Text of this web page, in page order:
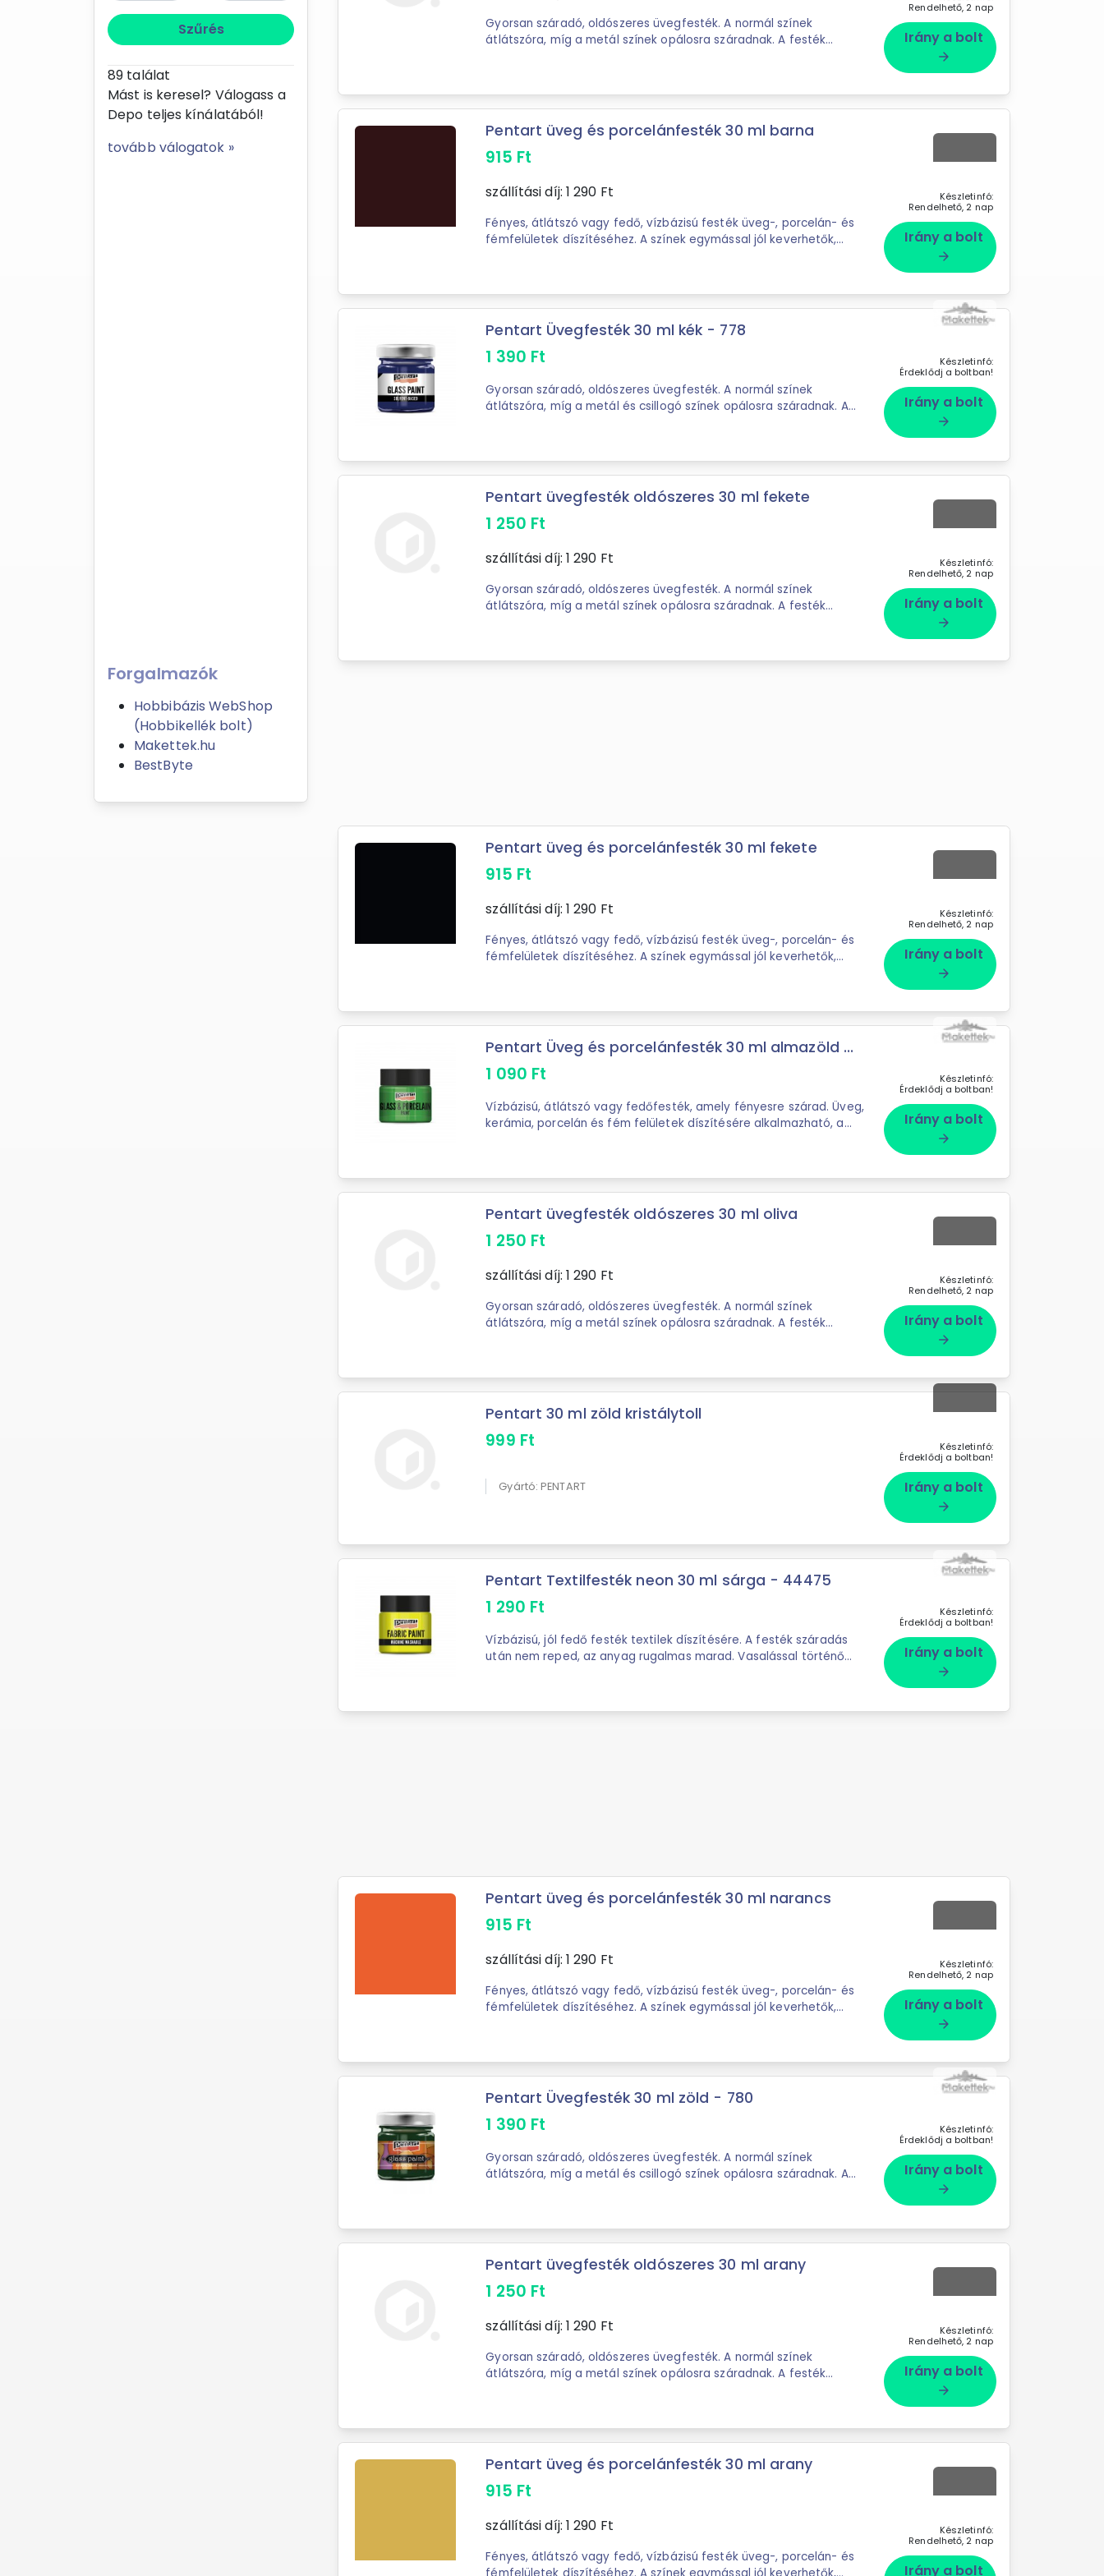
Szűrés
89 találat
Mást is keresel? Válogass a
Depo teljes kínálatából!
tovább válogatok »
Forgalmazók
Hobbibázis WebShop
(Hobbikellék bolt)
Makettek.hu
BestByte
Gyorsan száradó, oldószeres üvegfesték. A normál színek
átlátszóra, míg a metál színek opálosra száradnak. A festék
Rendelhető, 2 nap
Irány a bolt
arrow_forward
Pentart üveg és porcelánfesték 30 ml barna
915 Ft
szállítási díj: 1 290 Ft
Fényes, átlátszó vagy fedő, vízbázisú festék üveg-, porcelán- és
fémfelületek díszítéséhez. A színek egymással jól keverhetők,
Készletinfó:
Rendelhető, 2 nap
Irány a bolt
arrow_forward
Pentart Üvegfesték 30 ml kék - 778
1 390 Ft
Gyorsan száradó, oldószeres üvegfesték. A normál színek
átlátszóra, míg a metál és csillogó színek opálosra száradnak. A
Készletinfó:
Érdeklődj a boltban!
Irány a bolt
arrow_forward
Pentart üvegfesték oldószeres 30 ml fekete
1 250 Ft
szállítási díj: 1 290 Ft
Gyorsan száradó, oldószeres üvegfesték. A normál színek
átlátszóra, míg a metál színek opálosra száradnak. A festék
Készletinfó:
Rendelhető, 2 nap
Irány a bolt
arrow_forward
Pentart üveg és porcelánfesték 30 ml fekete
915 Ft
szállítási díj: 1 290 Ft
Fényes, átlátszó vagy fedő, vízbázisú festék üveg-, porcelán- és
fémfelületek díszítéséhez. A színek egymással jól keverhetők,
Készletinfó:
Rendelhető, 2 nap
Irány a bolt
arrow_forward
Pentart Üveg és porcelánfesték 30 ml almazöld ...
1 090 Ft
Vízbázisú, átlátszó vagy fedőfesték, amely fényesre szárad. Üveg,
kerámia, porcelán és fém felületek díszítésére alkalmazható, a
Készletinfó:
Érdeklődj a boltban!
Irány a bolt
arrow_forward
Pentart üvegfesték oldószeres 30 ml oliva
1 250 Ft
szállítási díj: 1 290 Ft
Gyorsan száradó, oldószeres üvegfesték. A normál színek
átlátszóra, míg a metál színek opálosra száradnak. A festék
Készletinfó:
Rendelhető, 2 nap
Irány a bolt
arrow_forward
Pentart 30 ml zöld kristálytoll
999 Ft
Gyártó: PENTART
Készletinfó:
Érdeklődj a boltban!
Irány a bolt
arrow_forward
Pentart Textilfesték neon 30 ml sárga - 44475
1 290 Ft
Vízbázisú, jól fedő festék textilek díszítésére. A festék száradás
után nem reped, az anyag rugalmas marad. Vasalással történő
Készletinfó:
Érdeklődj a boltban!
Irány a bolt
arrow_forward
Pentart üveg és porcelánfesték 30 ml narancs
915 Ft
szállítási díj: 1 290 Ft
Fényes, átlátszó vagy fedő, vízbázisú festék üveg-, porcelán- és
fémfelületek díszítéséhez. A színek egymással jól keverhetők,
Készletinfó:
Rendelhető, 2 nap
Irány a bolt
arrow_forward
Pentart Üvegfesték 30 ml zöld - 780
1 390 Ft
Gyorsan száradó, oldószeres üvegfesték. A normál színek
átlátszóra, míg a metál és csillogó színek opálosra száradnak. A
Készletinfó:
Érdeklődj a boltban!
Irány a bolt
arrow_forward
Pentart üvegfesték oldószeres 30 ml arany
1 250 Ft
szállítási díj: 1 290 Ft
Gyorsan száradó, oldószeres üvegfesték. A normál színek
átlátszóra, míg a metál színek opálosra száradnak. A festék
Készletinfó:
Rendelhető, 2 nap
Irány a bolt
arrow_forward
Pentart üveg és porcelánfesték 30 ml arany
915 Ft
szállítási díj: 1 290 Ft
Fényes, átlátszó vagy fedő, vízbázisú festék üveg-, porcelán- és
Készletinfó:
Rendelhető, 2 nap
Irány a bolt